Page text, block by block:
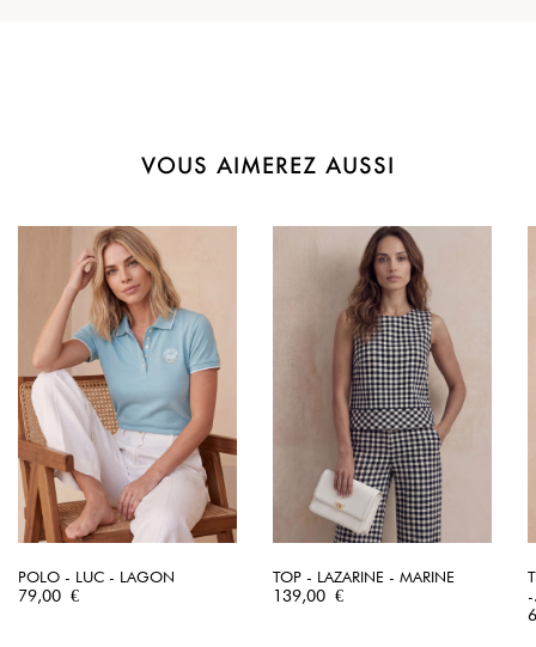
VOUS AIMEREZ AUSSI
POLO - LUC - LAGON
Prix
79,00 €
TOP - LAZARINE - MARINE
Prix
139,00 €